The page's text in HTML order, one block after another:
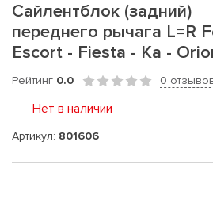
Сайлентблок (задний)
переднего рычага L=R
Escort - Fiesta - Ka -
Рейтинг 0.0 0
Нет в наличии
Артикул: 801606